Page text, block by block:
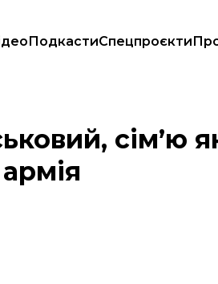
ПодкастиСпецпроєкти
сімʼю